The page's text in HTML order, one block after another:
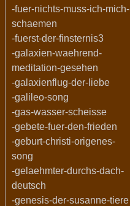
-fuer-nichts-muss-ich-mich-
schaemen
-fuerst-der-finsternis3
-galaxien-waehrend-
meditation-gesehen
-galaxienflug-der-liebe
-galileo-song
-gas-wasser-scheisse
-gebete-fuer-den-frieden
-geburt-christi-origenes-
song
-gelaehmter-durchs-dach-
deutsch
-genesis-der-susanne-tiere